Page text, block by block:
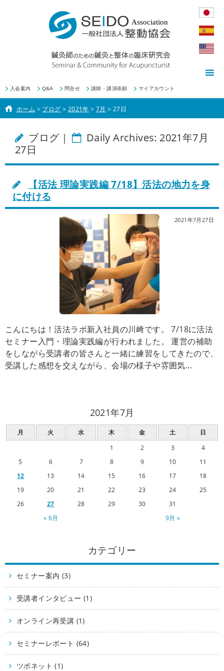
入会案内 Q&A 問合せ 講師・講演依頼 マイアカウント
ホーム > ブログ > 2021年 >7月 >27日
ブログ｜
Daily Archives: 2021年7月
27日
【活法 理論実践編 7/18】活法の地力を身
に付ける
2021年7月27日
こんにちは！活法ラボ新入社員の川﨑です。 7/18に活法
セミナー入門・理論実践編が行われました。 運営の補助
をしながら受講者の皆さんと一緒に練習をしてきたので、
受講した感想を交えながら、会場の様子や雰囲気...
2021年7月
月 火 水 木 金 土 日
« 6月 9月 »
1 2 3
4
5
6 7 8 9 10
11
12
13 14 15 16 17
18
19
20 21 22 23 24
25
26
27 28 29 30 31
カテゴリー
セミナー案内 (3)
受講者インタビュー (1)
オンライン再受講 (1)
セミナーレポート (64)
ツボネット (1)